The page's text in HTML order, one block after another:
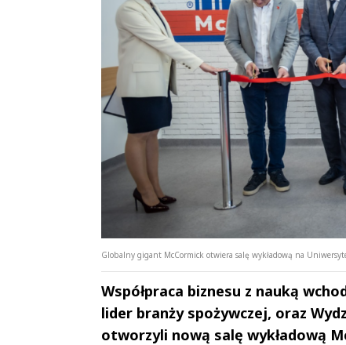
Globalny gigant McCormick otwiera salę wykładową na
Współpraca biznesu z nauką
lider branży spożywczej, oraz
otworzyli nową salę wykładową